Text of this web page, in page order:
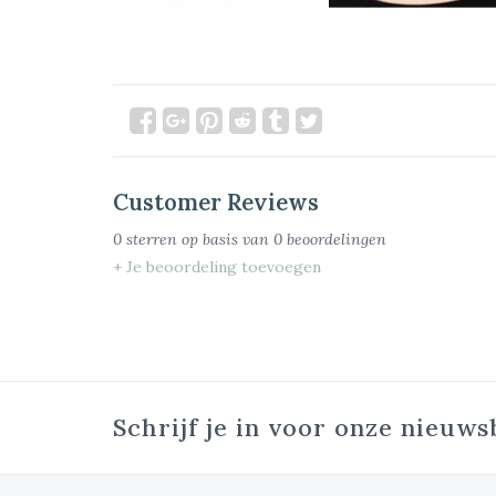
Customer Reviews
0 sterren op basis van 0 beoordelingen
+ Je beoordeling toevoegen
Schrijf je in voor onze